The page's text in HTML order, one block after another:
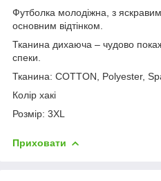
Футболка молодіжна, з
основним відтінком.
Тканина дихаюча – чудово
спеки.
Тканина: COTTON, Polyester,
Колір хакі
Розмір: 3XL
Приховати